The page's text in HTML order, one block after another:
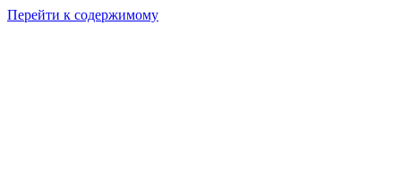
Перейти к содержимому